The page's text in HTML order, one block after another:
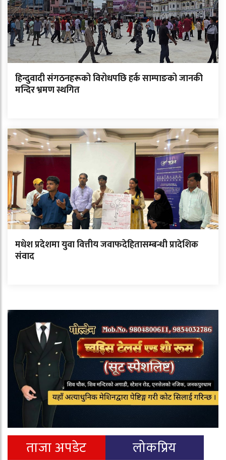
हिन्दुवादी संगठनहरूको विरोधपछि हर्क साम्पाङको जानकी
मन्दिर भ्रमण स्थगित
मधेश प्रदेशमा युवा वित्तीय जवाफदेहितासम्बन्धी प्रादेशिक
संवाद
ताजा अपडेट लोकप्रिय